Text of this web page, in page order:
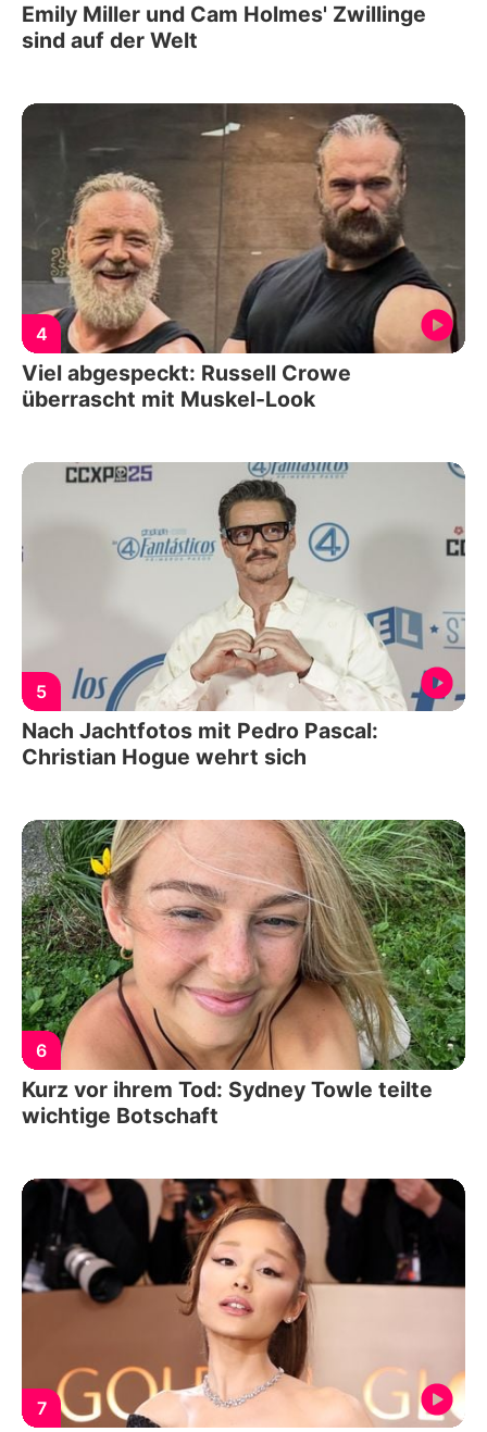
Emily Miller und Cam Holmes' Zwillinge
sind auf der Welt
4
Viel abgespeckt: Russell Crowe
überrascht mit Muskel-Look
5
Nach Jachtfotos mit Pedro Pascal:
Christian Hogue wehrt sich
6
Kurz vor ihrem Tod: Sydney Towle teilte
wichtige Botschaft
7